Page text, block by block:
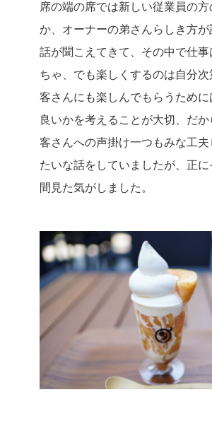
席の端の席では新しい従業員の
か、オーナーの弟さんらしき方
話が聞こえてきて、その中で仕事
ちゃ、でも楽しくするのは自分
客さんにも楽しんでもらうために
良いかを考えることが大切、だ
客さんへの声掛け一つもみな工
たいな話をしていましたが、正
間見た気がしました。